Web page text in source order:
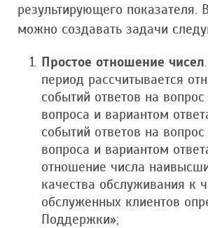
результирующего показателя.
можно создавать задачи
Простое отношение чисел
период рассчитывается
событий ответов на
вопроса и вариантом
событий ответов на
вопроса и вариантом
отношение числа
качества обслуживания к
обслуженных клиентов
Поддержки»;